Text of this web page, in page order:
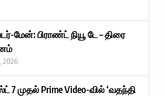
மேன்: பிராண்ட் நியூ டே – திரை
2026
7 முதல் Prime Video-வில் ‘வதந்தி